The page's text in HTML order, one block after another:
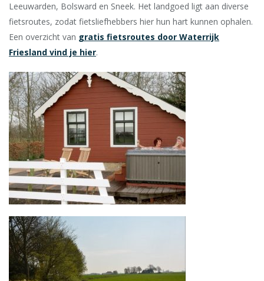
Leeuwarden, Bolsward en Sneek. Het landgoed ligt aan diverse
fietsroutes, zodat fietsliefhebbers hier hun hart kunnen ophalen.
Een overzicht van gratis fietsroutes door Waterrijk
Friesland vind je hier.